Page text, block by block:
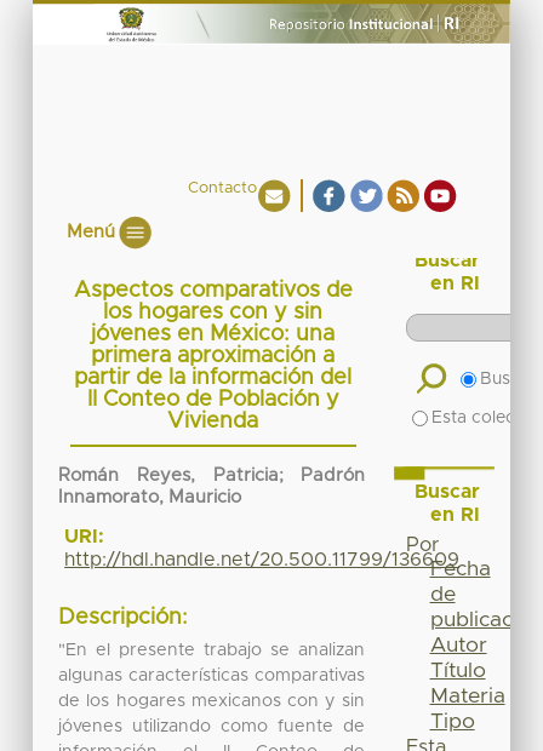
Contacto
Menú
Aspectos comparativos de
los hogares con y sin
jóvenes en México: una
primera aproximación a
partir de la información del
II Conteo de Población y
Vivienda
Román Reyes, Patricia; Padrón
Innamorato, Mauricio
URI:
http://hdl.handle.net/20.500.11799/136609
Descripción:
"En el presente trabajo se analizan
algunas características comparativas
de los hogares mexicanos con y sin
jóvenes utilizando como fuente de
Buscar
en RI
Buscar
Esta
Buscar
en RI
Por
Fecha
de
publicación
Autor
Título
Materia
Tipo